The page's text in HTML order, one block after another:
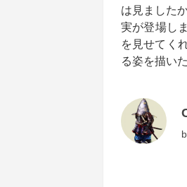
は見ました
実が登場し
を見せてく
る姿を描い